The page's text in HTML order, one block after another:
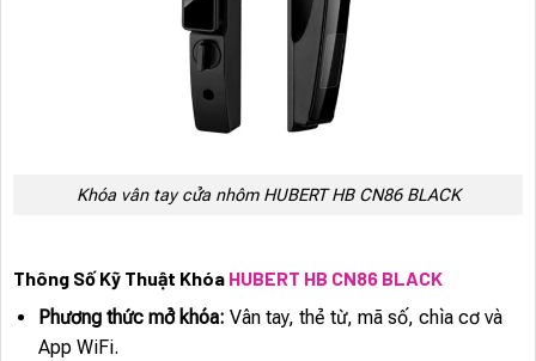
Khóa vân tay cửa nhôm HUBERT HB CN86 BLACK
Thông Số Kỹ Thuật Khóa HUBERT HB CN86 BLACK
Phương thức mở khóa: Vân tay, thẻ từ, mã số, chìa cơ và
App WiFi.